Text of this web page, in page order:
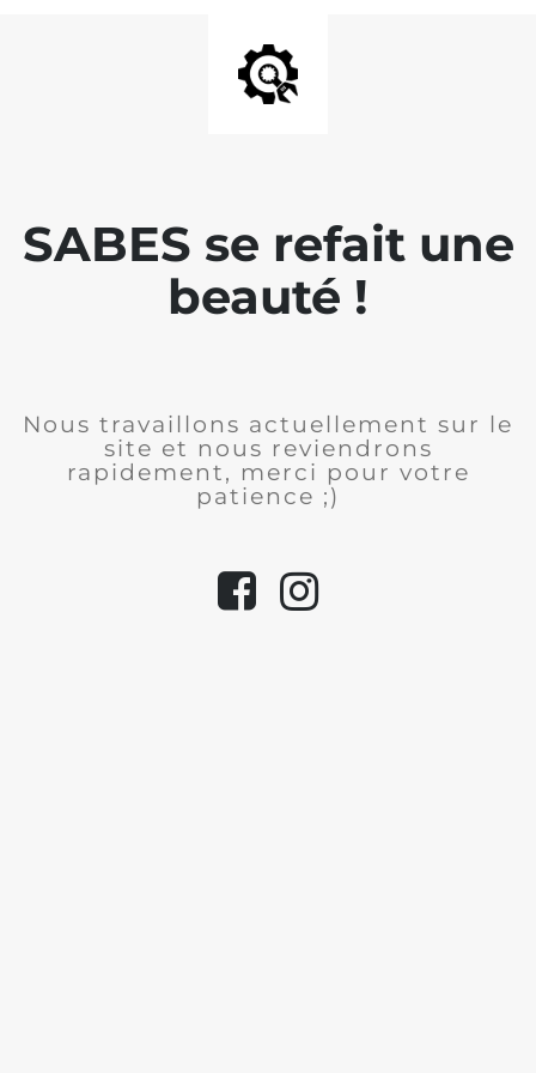
SABES se refait une
beauté !
Nous travaillons actuellement sur le
site et nous reviendrons
rapidement, merci pour votre
patience ;)